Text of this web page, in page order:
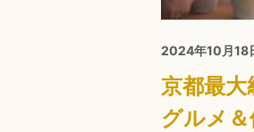
2024年10月18
京都最
グルメ